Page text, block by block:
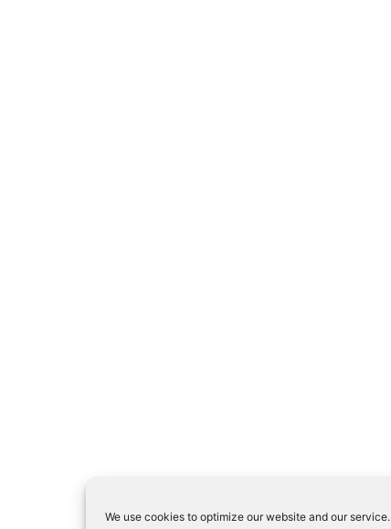
We use cookies to optimize our website and our service.